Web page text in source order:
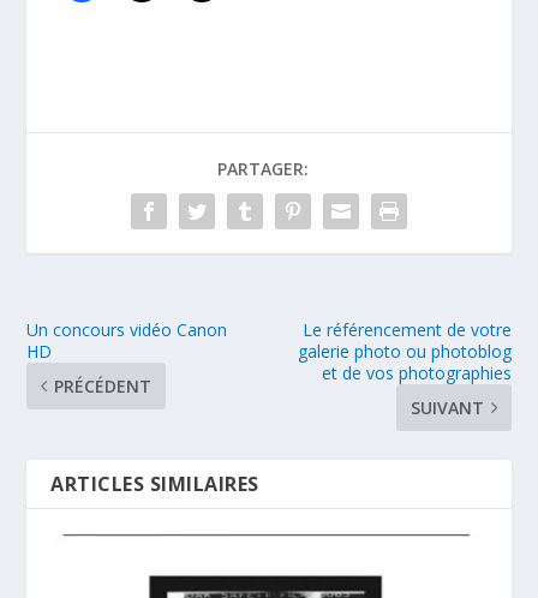
PARTAGER:
Un concours vidéo Canon
HD
PRÉCÉDENT
Le référencement de votre
galerie photo ou photoblog
et de vos photographies
SUIVANT
ARTICLES SIMILAIRES